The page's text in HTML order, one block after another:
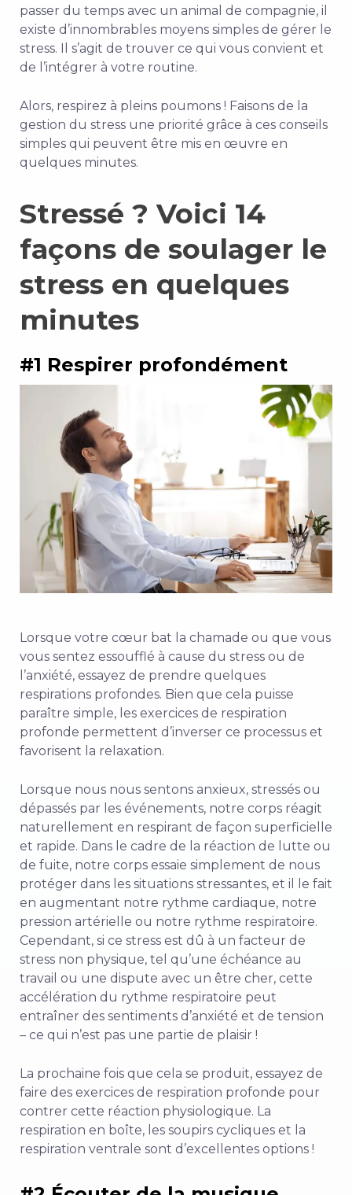
passer du temps avec un animal de compagnie, il
existe d’innombrables moyens simples de gérer le
stress. Il s’agit de trouver ce qui vous convient et
de l’intégrer à votre routine.
Alors, respirez à pleins poumons ! Faisons de la
gestion du stress une priorité grâce à ces conseils
simples qui peuvent être mis en œuvre en
quelques minutes.
Stressé ? Voici 14
façons de soulager le
stress en quelques
minutes
#1 Respirer profondément
Lorsque votre cœur bat la chamade ou que vous
vous sentez essoufflé à cause du stress ou de
l’anxiété, essayez de prendre quelques
respirations profondes. Bien que cela puisse
paraître simple, les exercices de respiration
profonde permettent d’inverser ce processus et
favorisent la relaxation.
Lorsque nous nous sentons anxieux, stressés ou
dépassés par les événements, notre corps réagit
naturellement en respirant de façon superficielle
et rapide. Dans le cadre de la réaction de lutte ou
de fuite, notre corps essaie simplement de nous
protéger dans les situations stressantes, et il le fait
en augmentant notre rythme cardiaque, notre
pression artérielle ou notre rythme respiratoire.
Cependant, si ce stress est dû à un facteur de
stress non physique, tel qu’une échéance au
travail ou une dispute avec un être cher, cette
accélération du rythme respiratoire peut
entraîner des sentiments d’anxiété et de tension
– ce qui n’est pas une partie de plaisir !
La prochaine fois que cela se produit, essayez de
faire des exercices de respiration profonde pour
contrer cette réaction physiologique. La
respiration en boîte, les soupirs cycliques et la
respiration ventrale sont d’excellentes options !